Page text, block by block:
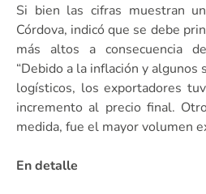
Si bien las cifras muestran
Córdova, indicó que se debe
más altos a consecuencia
“Debido a la inflación y
logísticos, los exportadores
incremento al precio final.
medida, fue el mayor volumen
En detalle